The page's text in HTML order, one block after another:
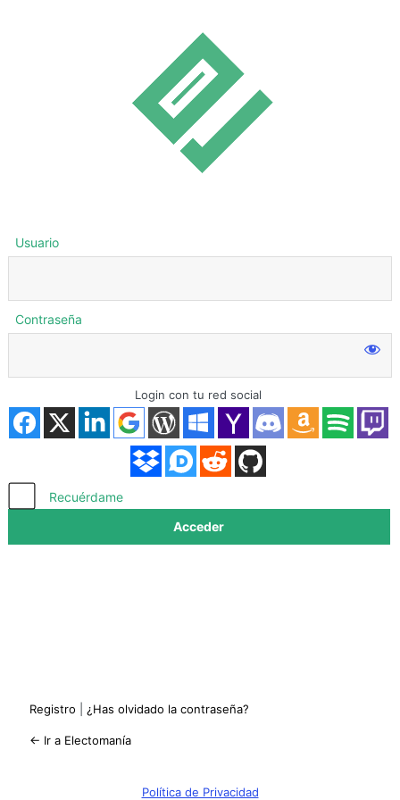
Acceder
Usuario
Contraseña
Login con tu red social
Recuérdame
Registro ¿Has olvidado la contraseña?
← Ir a Electomanía
Política de Privacidad